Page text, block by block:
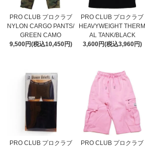
PRO CLUB プロクラブ
NYLON CARGO PANTS/
GREEN CAMO
9,500円(税込10,450円)
PRO CLUB プロクラブ
HEAVYWEIGHT THERM
AL TANK/BLACK
3,600円(税込3,960円)
PRO CLUB プロクラブ
PRO CLUB プロクラブ